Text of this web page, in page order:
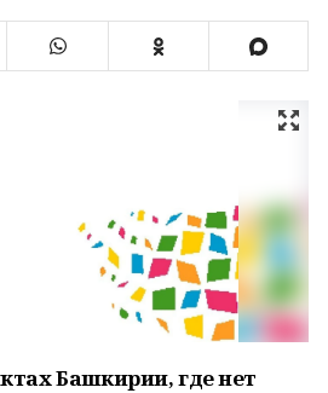
Башкирии, где нет